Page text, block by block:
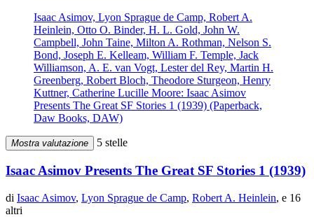
Isaac Asimov, Lyon Sprague de Camp, Robert A.
Heinlein, Otto O. Binder, H. L. Gold, John W.
Campbell, John Taine, Milton A. Rothman, Nelson S.
Bond, Joseph E. Kelleam, William F. Temple, Jack
Williamson, A. E. van Vogt, Lester del Rey, Martin H.
Greenberg, Robert Bloch, Theodore Sturgeon, Henry
Kuttner, Catherine Lucille Moore: Isaac Asimov
Presents The Great SF Stories 1 (1939) (Paperback,
Daw Books, DAW)
Mostra valutazione 5 stelle
Isaac Asimov Presents The Great SF Stories 1 (1939)
di Isaac Asimov, Lyon Sprague de Camp, Robert A. Heinlein, e 16
altri